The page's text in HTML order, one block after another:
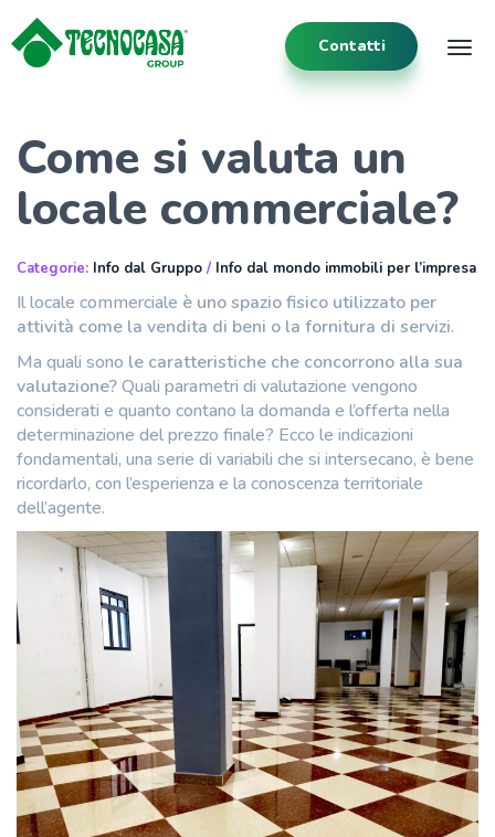
Contatti
Come si valuta un
locale commerciale?
Categorie: Info dal Gruppo / Info dal mondo immobili per l’impresa
Il locale commerciale è uno spazio fisico utilizzato per
attività come la vendita di beni o la fornitura di servizi.
Ma quali sono le caratteristiche che concorrono alla sua
valutazione?Quali parametri di valutazione vengono
considerati e quanto contano la domanda e l’offerta nella
determinazione del prezzo finale? Ecco le indicazioni
fondamentali, una serie di variabili che si intersecano, è bene
ricordarlo, con l’esperienza e la conoscenza territoriale
dell’agente.